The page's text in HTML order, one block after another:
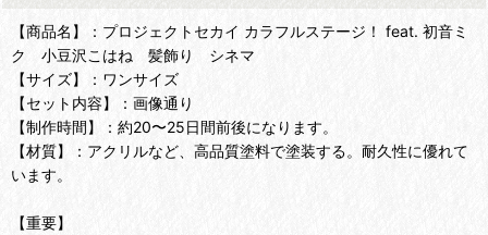
【商品名】：プロジェクトセカイ カラフルステージ！ feat. 初音ミ
ク 小豆沢こはね 髪飾り シネマ
【サイズ】：ワンサイズ
【セット内容】：画像通り
【制作時間】：約20〜25日間前後になります。
【材質】：アクリルなど、高品質塗料で塗装する。耐久性に優れて
います。
【重要】